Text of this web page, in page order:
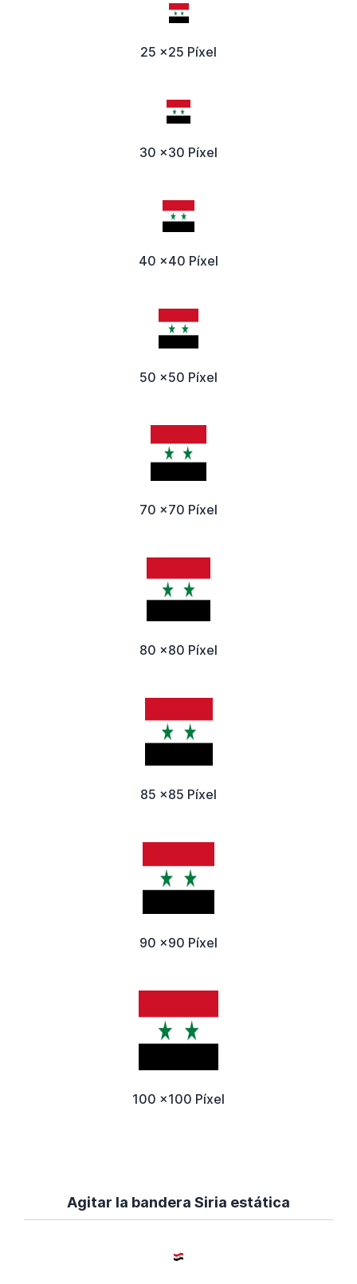
25 x25 Píxel
30 x30 Píxel
40 x40 Píxel
50 x50 Píxel
70 x70 Píxel
80 x80 Píxel
85 x85 Píxel
90 x90 Píxel
100 x100 Píxel
Agitar la bandera Siria estática